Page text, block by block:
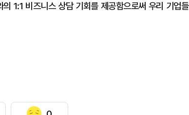
1:1 비즈니스 상담 기회를 제공함으로써 우리 기업들